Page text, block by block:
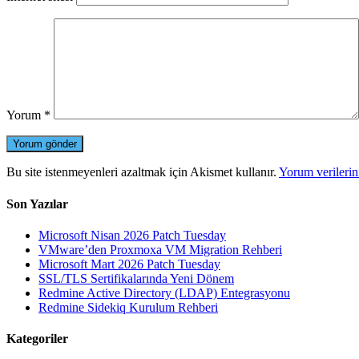
Yorum *
Bu site istenmeyenleri azaltmak için Akismet kullanır. Yorum
Son Yazılar
Microsoft Nisan 2026 Patch Tuesday
VMware’den Proxmoxa VM Migration Rehberi
Microsoft Mart 2026 Patch Tuesday
SSL/TLS Sertifikalarında Yeni Dönem
Redmine Active Directory (LDAP) Entegrasyonu
Redmine Sidekiq Kurulum Rehberi
Kategoriler